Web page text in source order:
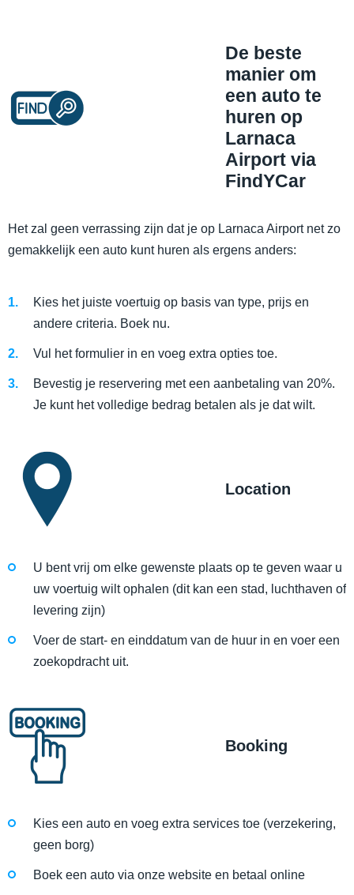
De beste
manier om
een auto te
huren op
Larnaca
Airport via
FindYCar
Het zal geen verrassing zijn dat je op Larnaca Airport net zo
gemakkelijk een auto kunt huren als ergens anders:
Kies het juiste voertuig op basis van type, prijs en
andere criteria. Boek nu.
Vul het formulier in en voeg extra opties toe.
Bevestig je reservering met een aanbetaling van 20%.
Je kunt het volledige bedrag betalen als je dat wilt.
Location
U bent vrij om elke gewenste plaats op te geven waar u
uw voertuig wilt ophalen (dit kan een stad, luchthaven of
levering zijn)
Voer de start- en einddatum van de huur in en voer een
zoekopdracht uit.
Booking
Kies een auto en voeg extra services toe (verzekering,
geen borg)
Boek een auto via onze website en betaal online